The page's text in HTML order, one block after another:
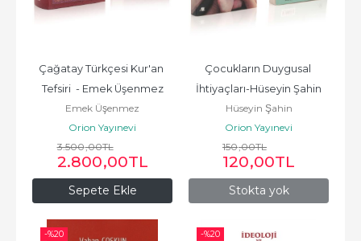
Sepete Ekle
Çağatay Türkçesi Kur'an
Tefsiri  - Emek Üşenmez
Emek Üşenmez
Orion Yayınevi
3.500,00TL
2.800,00TL
Stokta yok
Çocukların Duygusal
İhtiyaçları-Hüseyin Şahin
Hüseyin Şahin
Orion Yayınevi
150,00TL
120,00TL
-%20 -%20